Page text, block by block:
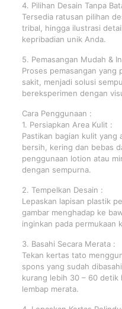
4. Pilihan Desain Tanpa
Tersedia ratusan pilihan
tribal, hingga ilustrasi
kepribadian unik Anda.
5. Pemasangan Mudah &
Proses pemasangan yang
sakit, menjadi solusi
bereksperimen dengan
Cara Penggunaan :
1. Persiapkan Area Kulit :
Pastikan bagian kulit yang
bersih, kering dan bebas
penggunaan lotion atau
dengan sempurna.
2. Tempelkan Desain :
Lepaskan lapisan plastik
gambar menghadap ke
inginkan pada permukaan
3. Basahi Secara Merata :
Tekan kertas tato
spons yang sudah
kurang lebih 30 – 60 detik
lembap merata.